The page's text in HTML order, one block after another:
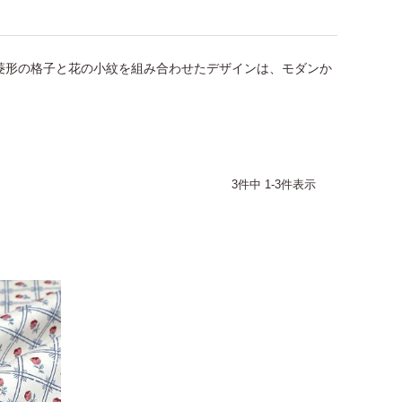
の格子と花の小紋を組み合わせたデザインは、モダンか
3件中 1-3件表示